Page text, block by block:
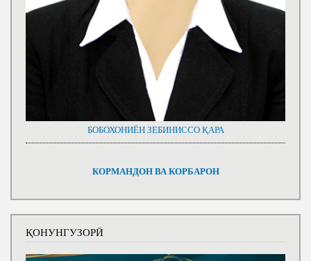
БОБОХОНИЁН ЗЕБИНИССО ҚАРА
КОРМАНДОН ВА КОРБАРОН
ҚОНУНГУЗОРӢ